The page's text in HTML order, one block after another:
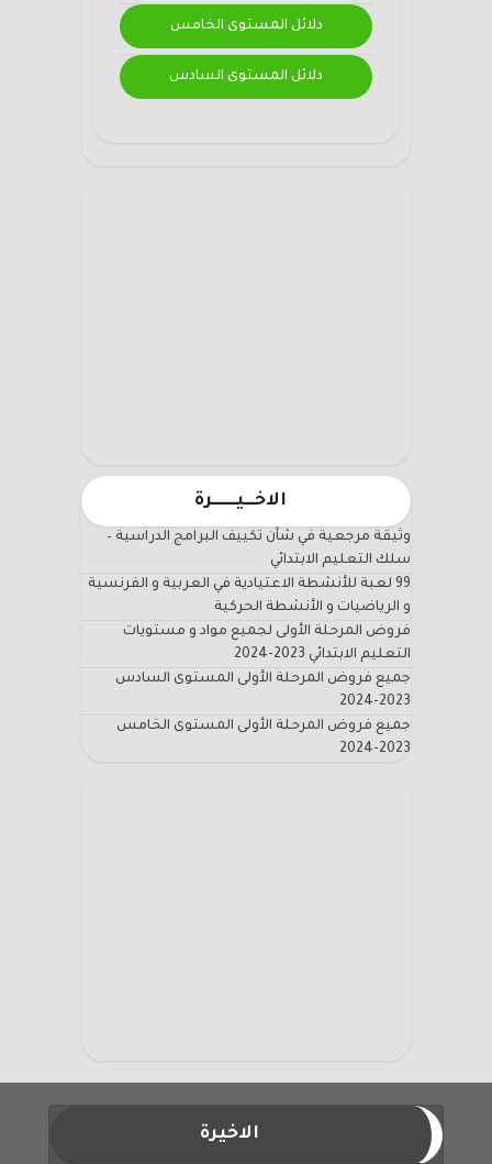
دلائل المستوى الخامس
دلائل المستوى السادس
الاخـــيـــــــرة
وثيقة مرجعية في شأن تكييف البرامج الدراسية –
سلك التعليم الابتدائي
99 لعبة للأنشطة الاعتيادية في العربية و الفرنسية
و الرياضيات و الأنشطة الحركية
فروض المرحلة الأولى لجميع مواد و مستويات
التعليم الابتدائي 2023-2024
جميع فروض المرحلة الأولى المستوى السادس
2023-2024
جميع فروض المرحلة الأولى المستوى الخامس
2023-2024
الاخيرة